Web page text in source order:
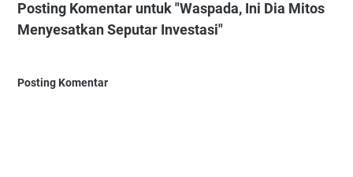
Posting Komentar untuk "Waspada, Ini Dia Mitos
Menyesatkan Seputar Investasi"
Posting Komentar